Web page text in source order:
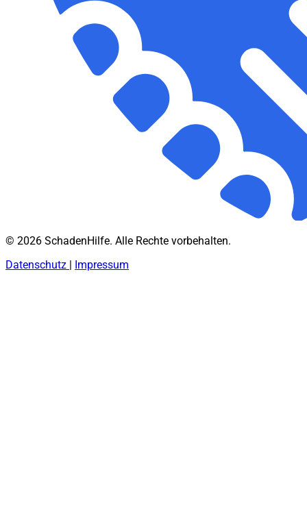
© 2026 SchadenHilfe. Alle Rechte vorbehalten.
Datenschutz | Impressum